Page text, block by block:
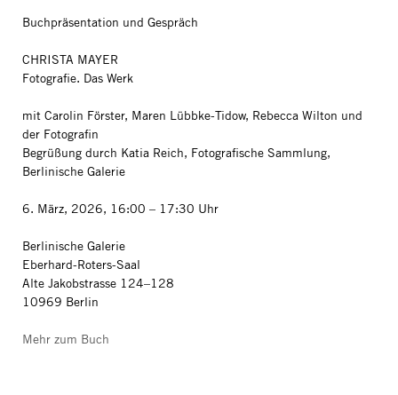
Buchpräsentation und Gespräch
CHRISTA MAYER
Fotografie. Das Werk
mit Carolin Förster, Maren Lübbke-Tidow, Rebecca Wilton und
der Fotografin
Begrüßung durch Katia Reich, Fotografische Sammlung,
Berlinische Galerie
6. März, 2026, 16:00 – 17:30 Uhr
Berlinische Galerie
Eberhard-Roters-Saal
Alte Jakobstrasse 124–128
10969 Berlin
Mehr zum Buch